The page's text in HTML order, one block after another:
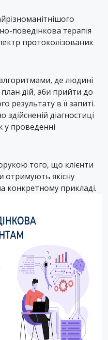
поведінкова терапія
протоколізованих
де людині
дій, аби прийти до
результату в її запиті.
діагностиці
у проведенні
того, що клієнти
отримують якісну
конкретному прикладі.